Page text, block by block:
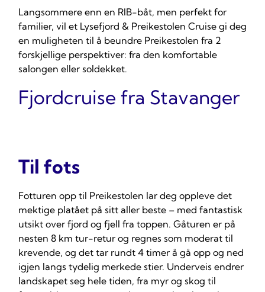
Langsommere enn en RIB-båt, men perfekt for
familier, vil et Lysefjord & Preikestolen Cruise gi deg
en muligheten til å beundre Preikestolen fra 2
forskjellige perspektiver: fra den komfortable
salongen eller soldekket.
Fjordcruise fra Stavanger
Til fots
Fotturen opp til Preikestolen lar deg oppleve det
mektige platået på sitt aller beste – med fantastisk
utsikt over fjord og fjell fra toppen. Gåturen er på
nesten 8 km tur-retur og regnes som moderat til
krevende, og det tar rundt 4 timer å gå opp og ned
igjen langs tydelig merkede stier. Underveis endrer
landskapet seg hele tiden, fra myr og skog til